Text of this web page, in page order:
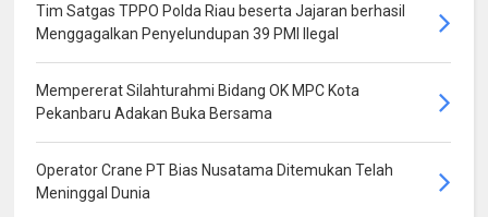
Tim Satgas TPPO Polda Riau beserta Jajaran berhasil
Menggagalkan Penyelundupan 39 PMI Ilegal
Mempererat Silahturahmi Bidang OK MPC Kota
Pekanbaru Adakan Buka Bersama
Operator Crane PT Bias Nusatama Ditemukan Telah
Meninggal Dunia